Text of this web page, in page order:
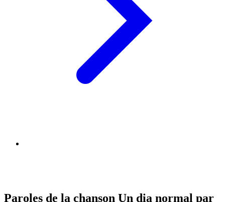
Paroles de la chanson Un dia normal par